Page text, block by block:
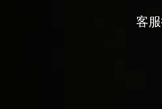
客服